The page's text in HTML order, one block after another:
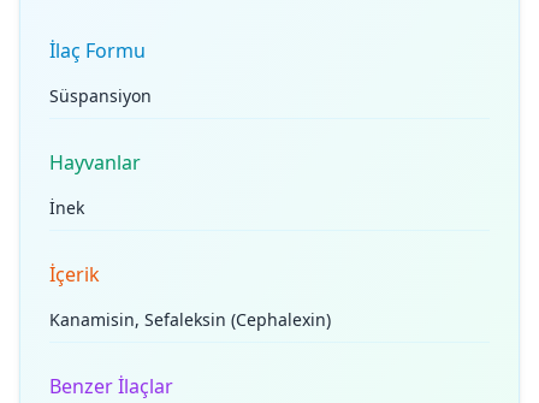
İlaç Formu
Süspansiyon
Hayvanlar
İnek
İçerik
Kanamisin, Sefaleksin (Cephalexin)
Benzer İlaçlar